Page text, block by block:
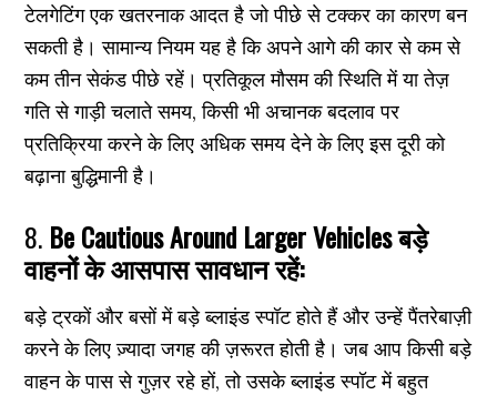
टेलगेटिंग एक खतरनाक आदत है जो पीछे से टक्कर का कारण बन
सकती है। सामान्य नियम यह है कि अपने आगे की कार से कम से
कम तीन सेकंड पीछे रहें। प्रतिकूल मौसम की स्थिति में या तेज़
गति से गाड़ी चलाते समय, किसी भी अचानक बदलाव पर
प्रतिक्रिया करने के लिए अधिक समय देने के लिए इस दूरी को
बढ़ाना बुद्धिमानी है।
8. Be Cautious Around Larger Vehicles बड़े
वाहनों के आसपास सावधान रहें:
बड़े ट्रकों और बसों में बड़े ब्लाइंड स्पॉट होते हैं और उन्हें पैंतरेबाज़ी
करने के लिए ज़्यादा जगह की ज़रूरत होती है। जब आप किसी बड़े
वाहन के पास से गुज़र रहे हों, तो उसके ब्लाइंड स्पॉट में बहुत